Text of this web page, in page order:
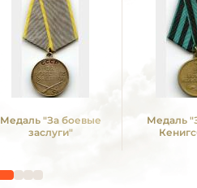
Медаль "За боевые
заслуги"
Медаль